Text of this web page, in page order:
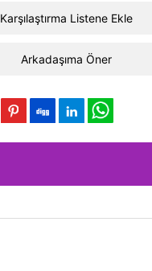
Karşılaştırma Listene Ekle
Arkadaşıma Öner